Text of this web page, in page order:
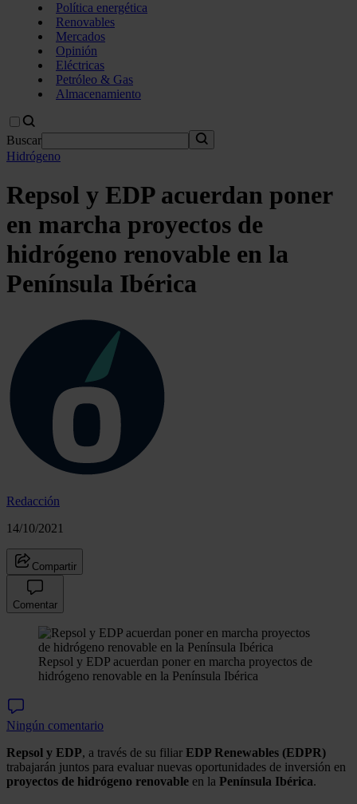
Política energética
Renovables
Mercados
Opinión
Eléctricas
Petróleo & Gas
Almacenamiento
Buscar
Hidrógeno
Repsol y EDP acuerdan poner
en marcha proyectos de
hidrógeno renovable en la
Península Ibérica
Redacción
14/10/2021
Compartir
Comentar
Repsol y EDP acuerdan poner en marcha proyectos de
hidrógeno renovable en la Península Ibérica
Ningún comentario
Repsol y EDP, a través de su filiar EDP Renewables (EDPR)
trabajarán juntos para evaluar nuevas oportunidades de inversión en
proyectos de hidrógeno renovable en la Península Ibérica.